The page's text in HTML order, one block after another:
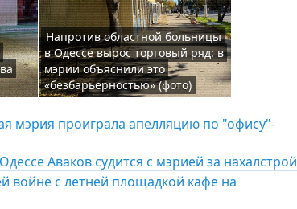
Напротив областной больницы
в Одессе вырос торговый ряд: в
мэрии объяснили это
«безбарьерностью» (фото)
мэрия проиграла апелляцию по "офису"-
Аваков судится с мэрией за нахалстрой
войне с летней площадкой кафе на